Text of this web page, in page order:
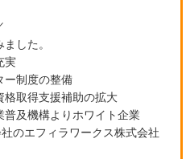
した。
実
制度の整備
取得支援補助の拡大
及機構よりホワイト企業
のエフィラワークス株式会社